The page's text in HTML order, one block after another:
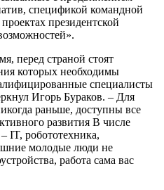
спецификой командной
президентской
перед страной стоят
которых необходимы
специалисты
Игорь Бураков. – Для
раньше, доступны все
развития В числе
IT, робототехника,
молодые люди не
работа сама вас